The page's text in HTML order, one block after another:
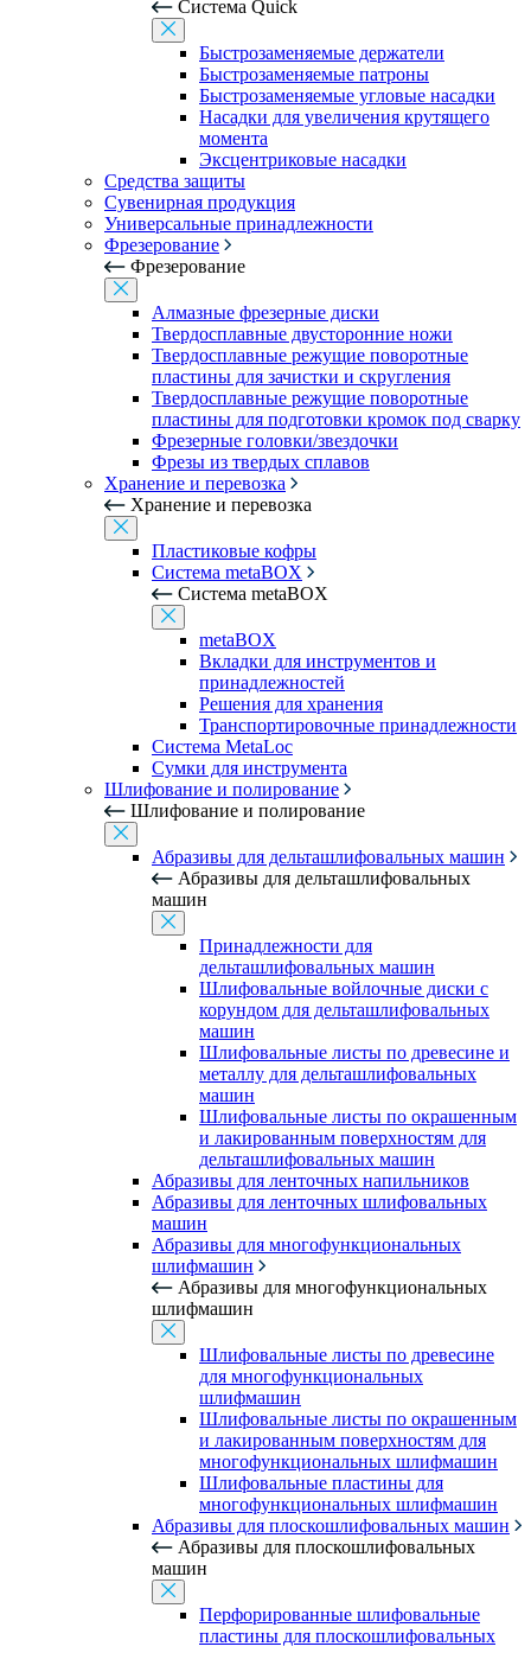
Система Quick
Быстрозаменяемые держатели
Быстрозаменяемые патроны
Быстрозаменяемые угловые насадки
Насадки для увеличения крутящего
момента
Эксцентриковые насадки
Средства защиты
Сувенирная продукция
Универсальные принадлежности
Фрезерование
Фрезерование
Алмазные фрезерные диски
Твердосплавные двусторонние ножи
Твердосплавные режущие поворотные
пластины для зачистки и скругления
Твердосплавные режущие поворотные
пластины для подготовки кромок под сварку
Фрезерные головки/звездочки
Фрезы из твердых сплавов
Хранение и перевозка
Хранение и перевозка
Пластиковые кофры
Система metaBOX
Система metaBOX
metaBOX
Вкладки для инструментов и
принадлежностей
Решения для хранения
Транспортировочные принадлежности
Система MetaLoc
Сумки для инструмента
Шлифование и полирование
Шлифование и полирование
Абразивы для дельташлифовальных машин
Абразивы для дельташлифовальных
машин
Принадлежности для
дельташлифовальных машин
Шлифовальные войлочные диски с
корундом для дельташлифовальных
машин
Шлифовальные листы по древесине и
металлу для дельташлифовальных
машин
Шлифовальные листы по окрашенным
и лакированным поверхностям для
дельташлифовальных машин
Абразивы для ленточных напильников
Абразивы для ленточных шлифовальных
машин
Абразивы для многофункциональных
шлифмашин
Абразивы для многофункциональных
шлифмашин
Шлифовальные листы по древесине
для многофункциональных
шлифмашин
Шлифовальные листы по окрашенным
и лакированным поверхностям для
многофункциональных шлифмашин
Шлифовальные пластины для
многофункциональных шлифмашин
Абразивы для плоскошлифовальных машин
Абразивы для плоскошлифовальных
машин
Перфорированные шлифовальные
пластины для плоскошлифовальных